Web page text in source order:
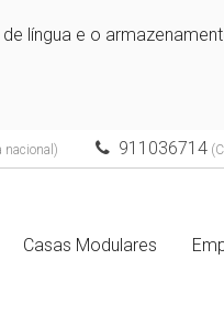
língua e o
nacional) 911036714
Casas Modulares